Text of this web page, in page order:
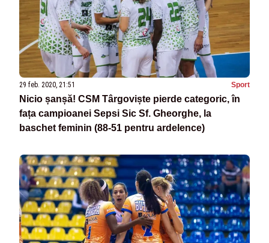
29 feb. 2020, 21:51 Sport
Nicio șanșă! CSM Târgoviște pierde categoric, în
fața campioanei Sepsi Sic Sf. Gheorghe, la
baschet feminin (88-51 pentru ardelence)